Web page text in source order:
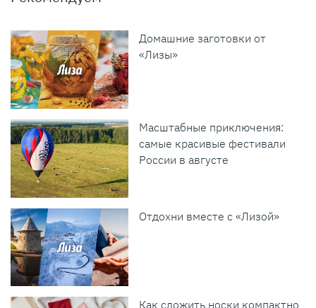
Домашние заготовки от
«Лизы»
Масштабные приключения:
самые красивые фестивали
России в августе
Отдохни вместе с «Лизой»
Как сложить носки компактно